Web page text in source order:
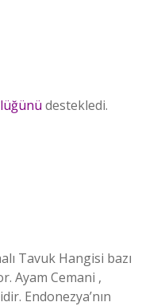
destekledi.
Tavuk Hangisi bazı
Ayam Cemani ,
Endonezya’nın